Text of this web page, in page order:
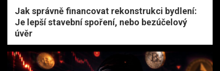
Jak správně financovat rekonstrukci bydlení:
Je lepší stavební spoření, nebo bezúčelový
úvěr